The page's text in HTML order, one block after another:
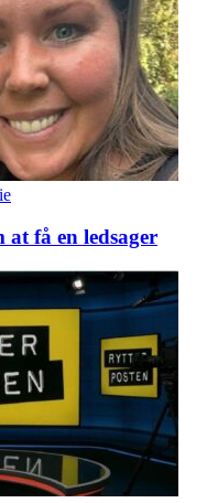
få en ledsager